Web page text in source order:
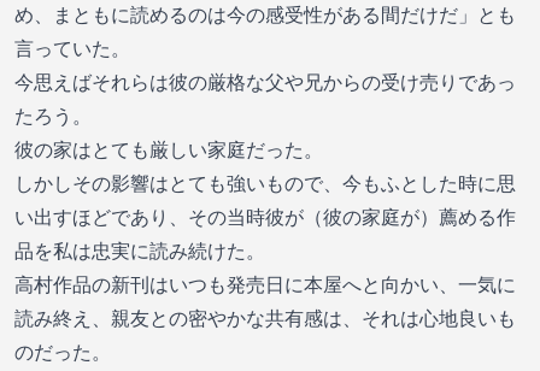
め、まともに読めるのは今の感受性がある間だけだ」とも
言っていた。
今思えばそれらは彼の厳格な父や兄からの受け売りであっ
たろう。
彼の家はとても厳しい家庭だった。
しかしその影響はとても強いもので、今もふとした時に思
い出すほどであり、その当時彼が（彼の家庭が）薦める作
品を私は忠実に読み続けた。
高村作品の新刊はいつも発売日に本屋へと向かい、一気に
読み終え、親友との密やかな共有感は、それは心地良いも
のだった。